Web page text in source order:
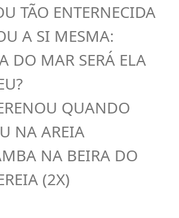
TÃO ENTERNECIDA
A SI MESMA:
DO MAR SERÁ ELA
QUANDO
NA AREIA
NA BEIRA DO
(2X)